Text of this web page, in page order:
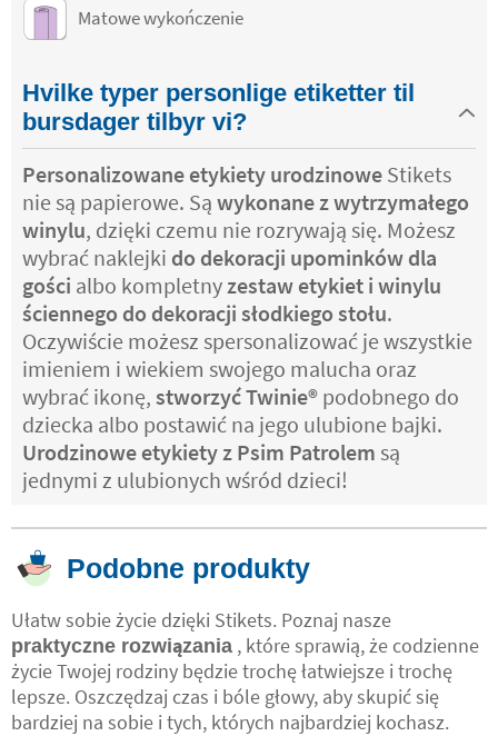
Matowe wykończenie
Hvilke typer personlige etiketter til
bursdager tilbyr vi?
Personalizowane etykiety urodzinowe Stikets
nie są papierowe. Są wykonane z wytrzymałego
winylu, dzięki czemu nie rozrywają się. Możesz
wybrać naklejki do dekoracji upominków dla
gości albo kompletny zestaw etykiet i winylu
ściennego do dekoracji słodkiego stołu.
Oczywiście możesz spersonalizować je wszystkie
imieniem i wiekiem swojego malucha oraz
wybrać ikonę, stworzyć Twinie®️ podobnego do
dziecka albo postawić na jego ulubione bajki.
Urodzinowe etykiety z Psim Patrolem są
jednymi z ulubionych wśród dzieci!
Podobne produkty
Ułatw sobie życie dzięki Stikets. Poznaj nasze
praktyczne rozwiązania , które sprawią, że codzienne
życie Twojej rodziny będzie trochę łatwiejsze i trochę
lepsze. Oszczędzaj czas i bóle głowy, aby skupić się
bardziej na sobie i tych, których najbardziej kochasz.